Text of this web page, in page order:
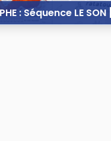
: Séquence LE SON